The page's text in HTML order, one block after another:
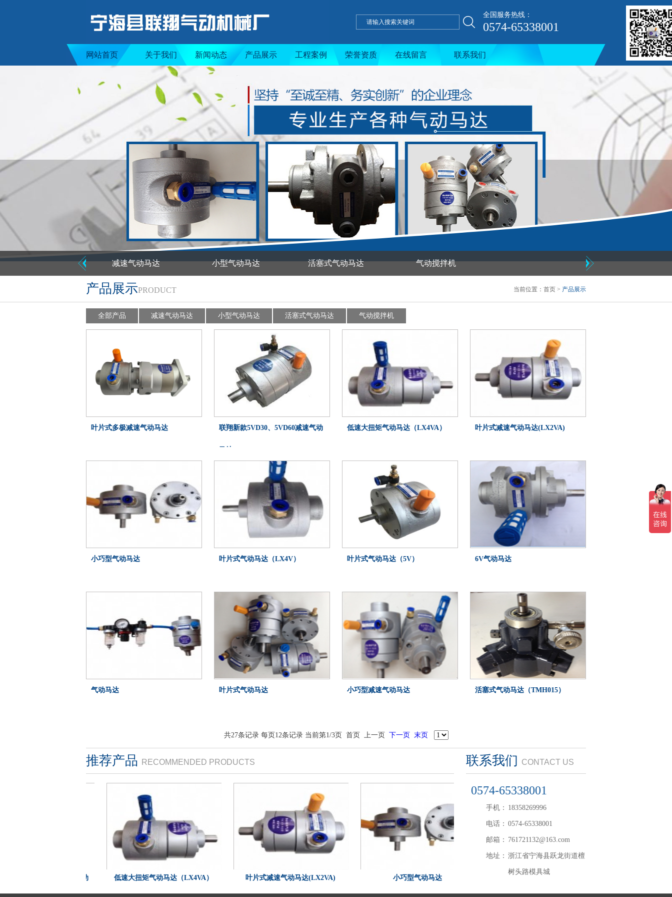
全国服务热线：
0574-65338001
网站首页 关于我们 新闻动态 产品展示 工程案例 荣誉资质 在线留言 联系我们
减速气动马达 小型气动马达 活塞式气动马达 气动搅拌机
产品展示PRODUCT 当前位置： 首页 > 产品展示
全部产品 减速气动马达 小型气动马达 活塞式气动马达 气动搅拌机
叶片式多极减速气动马达 联翔新款5VD30、5VD60减速气动 低速大扭矩气动马达（LX4VA） 叶片式减速气动马达(LX2VA)
小巧型气动马达 叶片式气动马达（LX4V） 叶片式气动马达（5V） 6V气动马达
气动马达 叶片式气动马达 小巧型减速气动马达 活塞式气动马达（TMH015）
共27条记录 每页12条记录 当前第1/3页 首页 上一页 下一页 末页
推荐产品 RECOMMENDED PRODUCTS
马达
低速大扭矩气动马达（LX4VA） 叶片式减速气动马达(LX2VA) 小巧型气动马达
联系我们 CONTACT US
0574-65338001
手机： 18358269996
电话： 0574-65338001
邮箱： 761721132@163.com
地址： 浙江省宁海县跃龙街道檀
树头路模具城